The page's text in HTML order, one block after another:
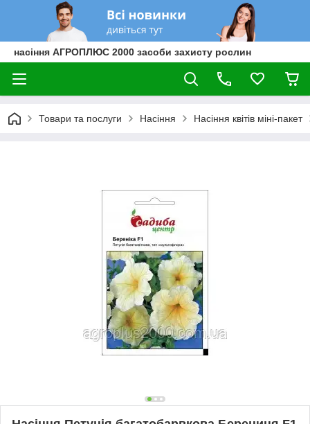
насіння АГРОПЛЮС 2000 засоби захисту рослин
Товари та послуги Насіння Насіння квітів міні-пакет